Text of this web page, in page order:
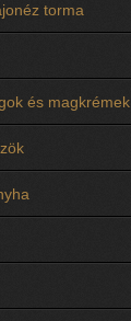
torma
és magkrémek